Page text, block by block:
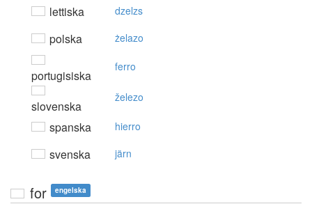
lettiska dzelzs
polska żelazo
portugisiska
ferro
slovenska
železo
spanska hierro
svenska järn
for engelska